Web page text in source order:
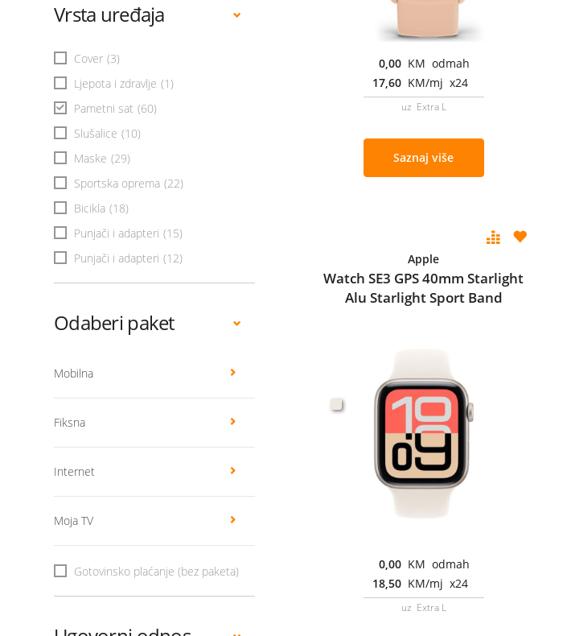
Vrsta uređaja
Cover (3)
Ljepota i zdravlje (1)
Pametni sat (60)
Slušalice (10)
Maske (29)
Sportska oprema (22)
Bicikla (18)
Punjači i adapteri (15)
Punjači i adapteri (12)
Odaberi paket
Mobilna
Fiksna
Internet
Moja TV
Gotovinsko plaćanje (bez paketa)
0,00 KM odmah
17,60 KM/mj x24
uz Extra L
Saznaj više
Apple
Watch SE3 GPS 40mm Starlight
Alu Starlight Sport Band
0,00 KM odmah
18,50 KM/mj x24
uz Extra L